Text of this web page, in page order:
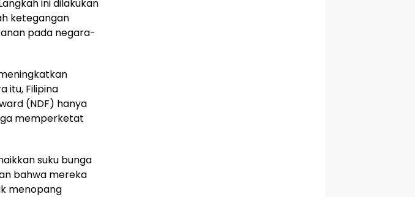
ini dilakukan
ketegangan
pada negara-
itu, Filipina
(NDF) hanya
memperketat
suku bunga
bahwa mereka
menopang